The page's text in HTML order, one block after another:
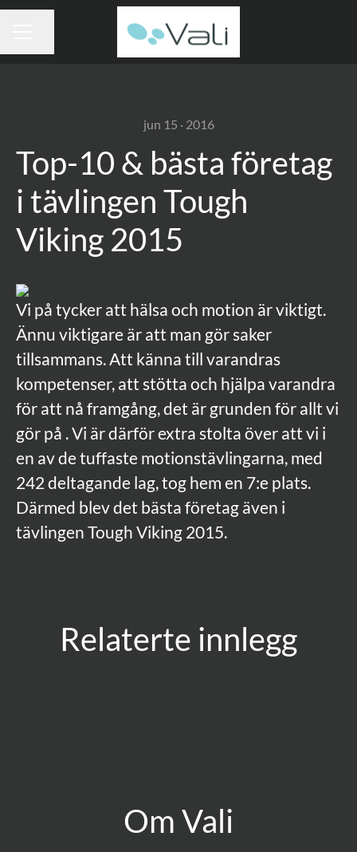
jun 15 · 2016
Top-10 & bästa företag
i tävlingen Tough
Viking 2015
Vi på tycker att hälsa och motion är viktigt.
Ännu viktigare är att man gör saker
tillsammans. Att känna till varandras
kompetenser, att stötta och hjälpa varandra
för att nå framgång, det är grunden för allt vi
gör på . Vi är därför extra stolta över att vi i
en av de tuffaste motionstävlingarna, med
242 deltagande lag, tog hem en 7:e plats.
Därmed blev det bästa företag även i
tävlingen Tough Viking 2015.
Relaterte innlegg
Visa att ni är ett levande företag!
Om Vali